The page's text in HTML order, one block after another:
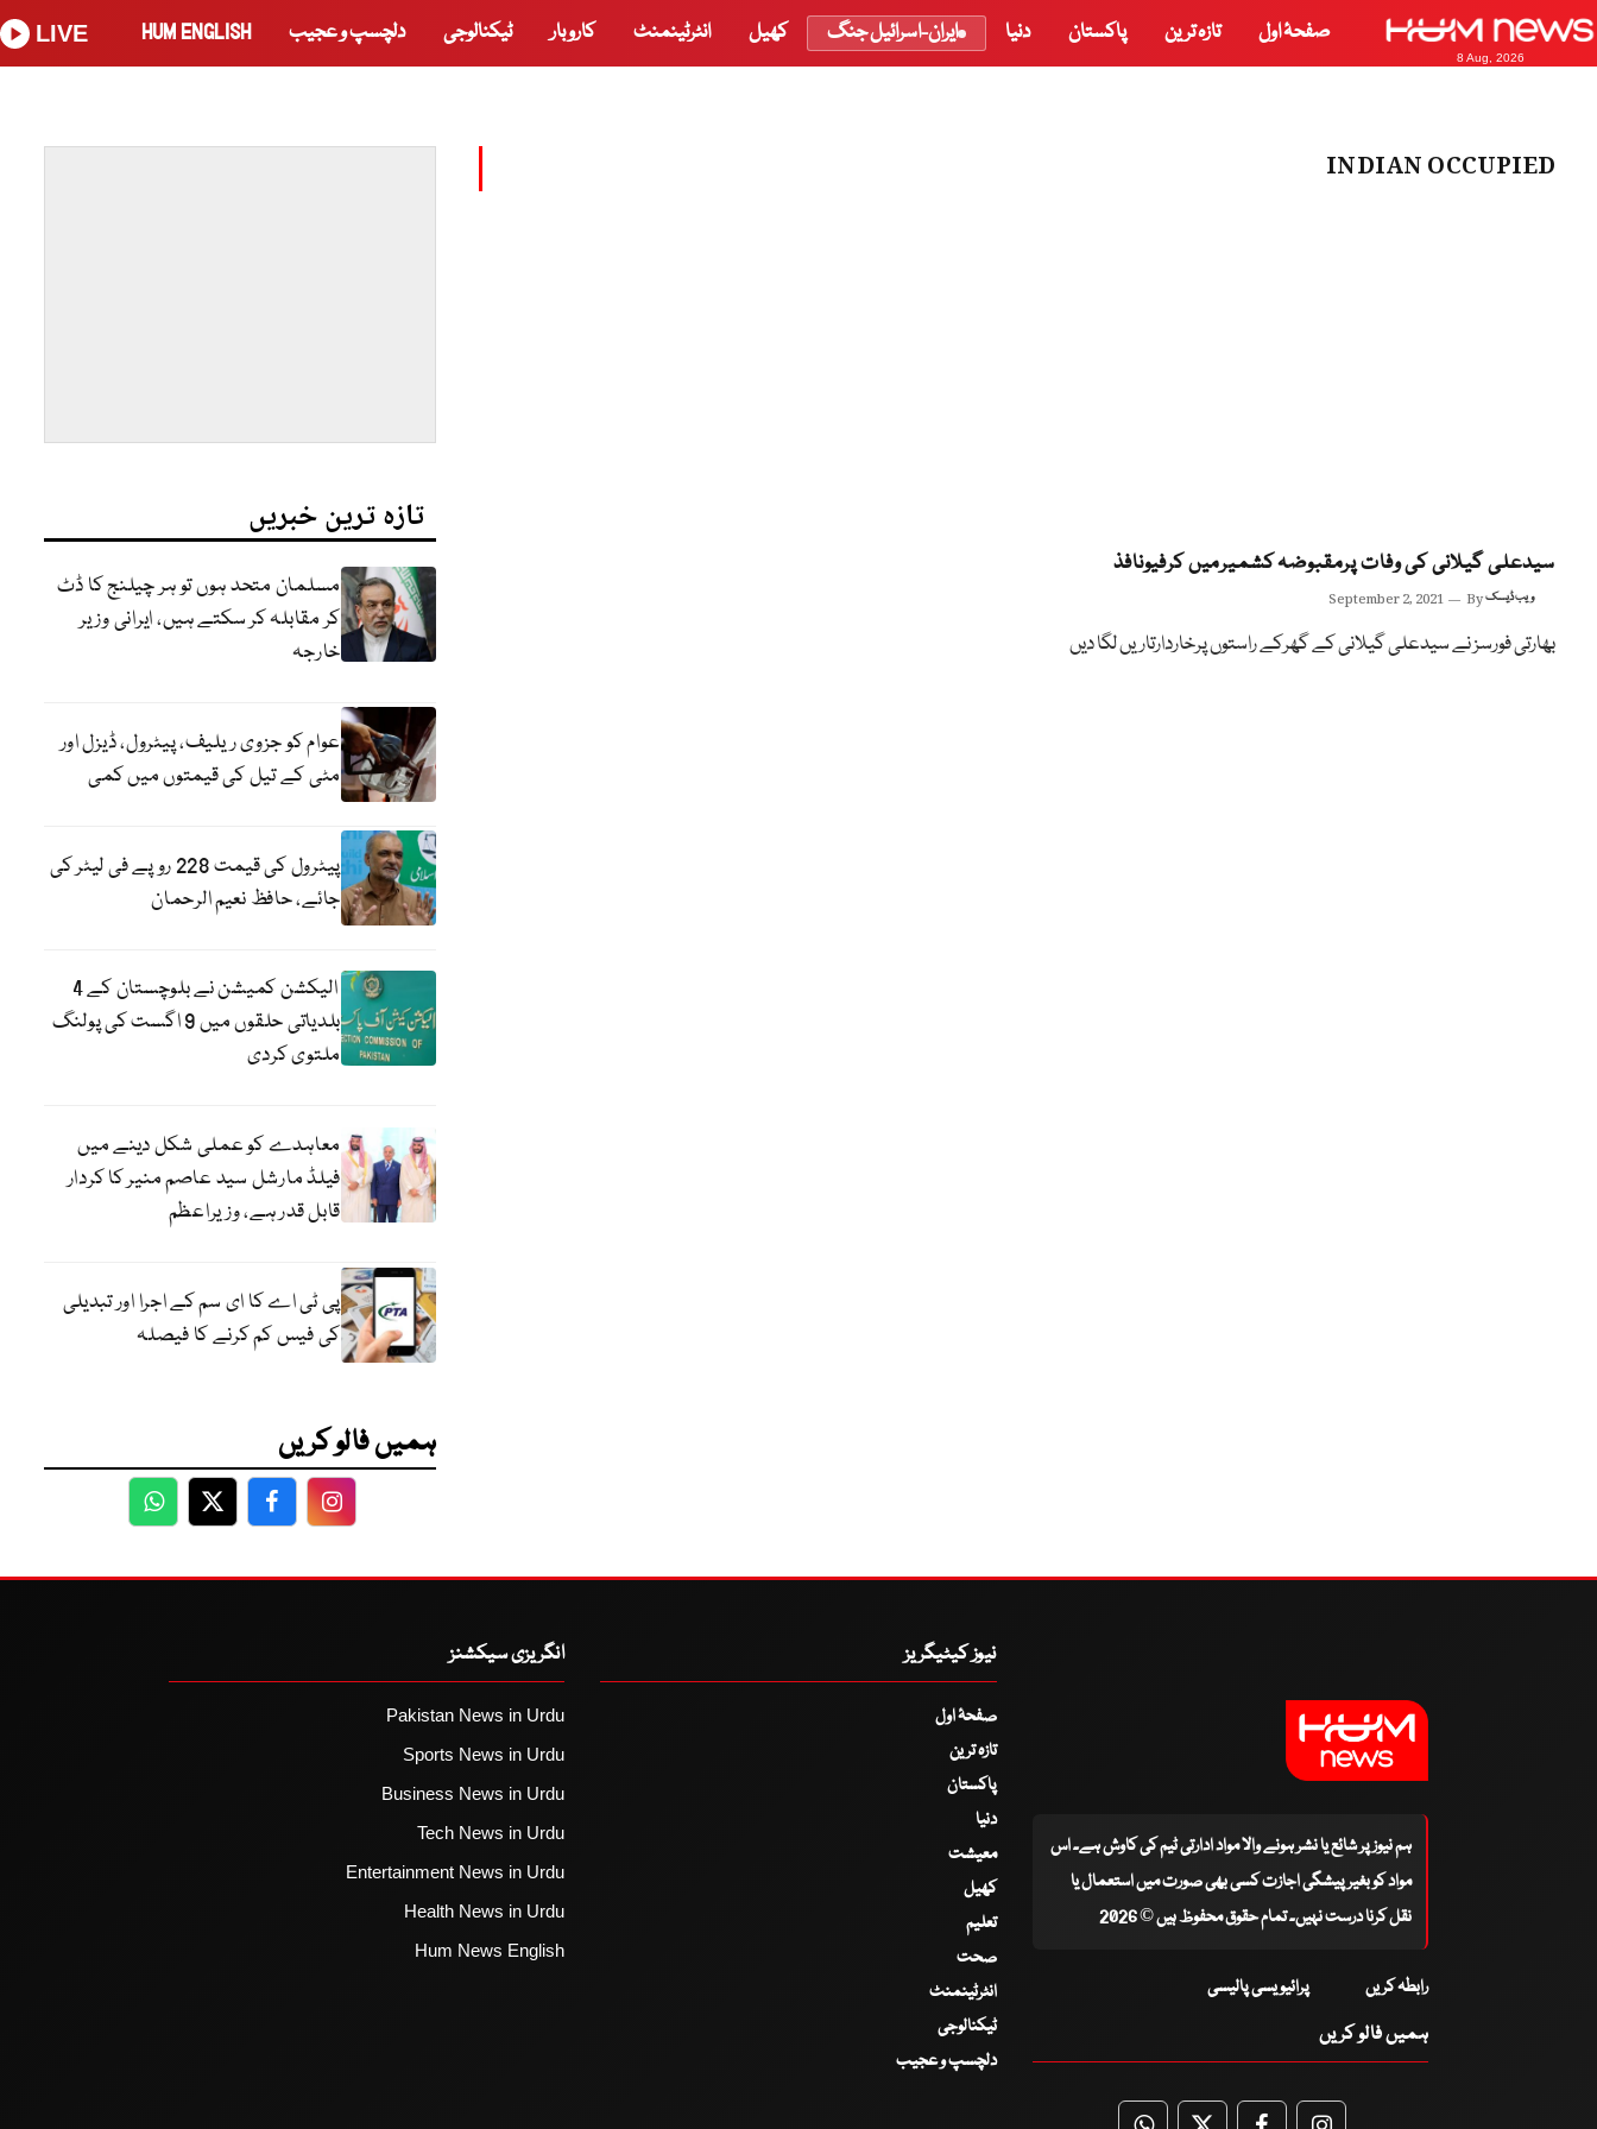
8 Aug, 2026
صفحۂ اول تازہ ترین پاکستان دنیا ایران-اسرائیل جنگ کھیل انٹرٹینمنٹ کاروبار ٹیکنالوجی دلچسپ و عجیب HUM ENGLISH
LIVE
INDIAN OCCUPIED
سیدعلی گیلانی کی وفات پرمقبوضہ کشمیرمیں کرفیونافذ
September 2, 2021 Byویب ڈیسک
بھارتی فورسز نے سیدعلی گیلانی کے گھرکے راستوں پرخاردارتاریں لگا دیں
تازہ ترین خبریں
مسلمان متحد ہوں تو ہر چیلنج کا ڈٹ
کر مقابلہ کر سکتے ہیں، ایرانی وزیر
خارجہ
عوام کو جزوی ریلیف، پیٹرول، ڈیزل اور
مٹی کے تیل کی قیمتوں میں کمی
پیٹرول کی قیمت 228 روپے فی لیٹر کی
جائے، حافظ نعیم الرحمان
الیکشن کمیشن نے بلوچستان کے 4
بلدیاتی حلقوں میں 9 اگست کی پولنگ
ملتوی کردی
معاہدے کو عملی شکل دینے میں
فیلڈ مارشل سید عاصم منیر کا کردار
قابل قدر ہے، وزیراعظم
پی ٹی اے کا ای سم کے اجرا اور تبدیلی
کی فیس کم کرنے کا فیصلہ
ہمیں فالو کریں
WhatsApp
TwitterFacebookFacebook
ہم نیوز پر شائع یا نشر ہونے والا مواد ادارتی ٹیم کی کاوش ہے۔ اس
مواد کو بغیر پیشگی اجازت کسی بھی صورت میں استعمال یا
نقل کرنا درست نہیں۔ تمام حقوق محفوظ ہیں © 2026
رابطہ کریں پرائیویسی پالیسی
ہمیں فالو کریں
نیوز کیٹیگریز
صفحۂ اول
تازہ ترین
پاکستان
دنیا
معیشت
کھیل
تعلیم
صحت
انٹرٹینمنٹ
ٹیکنالوجی
دلچسپ و عجیب
انگریزی سیکشنز
Pakistan News in Urdu
Sports News in Urdu
Business News in Urdu
Tech News in Urdu
Entertainment News in Urdu
Health News in Urdu
Hum News English